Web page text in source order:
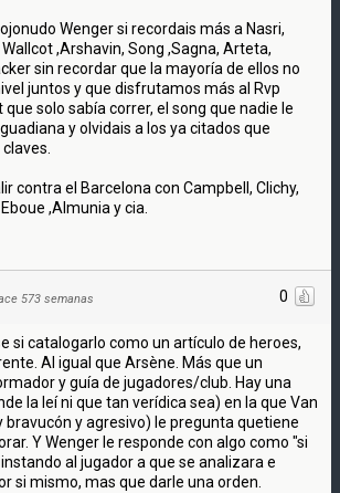
Wenger si recordais más a Nasri,
Wallcot ,Arshavin, Song ,Sagna, Arteta,
sin recordar que la mayoría de ellos no
juntos y que disfrutamos más al Rvp
que solo sabía correr, el song que nadie le
y olvidais a los ya citados que
contra el Barcelona con Campbell, Clichy,
,Almunia y cia.
0
573 semanas
si catalogarlo como un artículo de heroes,
Al igual que Arsène. Más que un
y guía de jugadores/club. Hay una
la leí ni que tan verídica sea) en la que Van
bravucón y agresivo) le pregunta quetiene
Y Wenger le responde con algo como "si
al jugador a que se analizara e
si mismo, mas que darle una orden.